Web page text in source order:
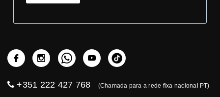
+351 222 427 768 (Chamada para a rede fixa nacional PT)